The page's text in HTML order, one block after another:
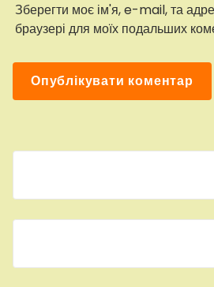
Зберегти моє ім'я, e-mail, та
браузері для моїх подальших